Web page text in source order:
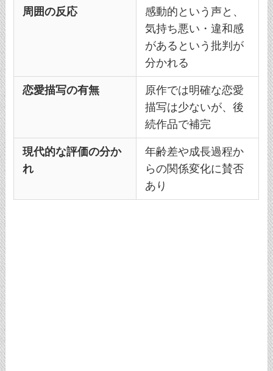
周囲の反応
感動的という声と、
気持ち悪い・違和感
があるという批判が
分かれる
恋愛描写の有無
原作では明確な恋愛
描写は少ないが、後
続作品で補完
現代的な評価の分か
れ
年齢差や成長過程か
らの関係変化に賛否
あり